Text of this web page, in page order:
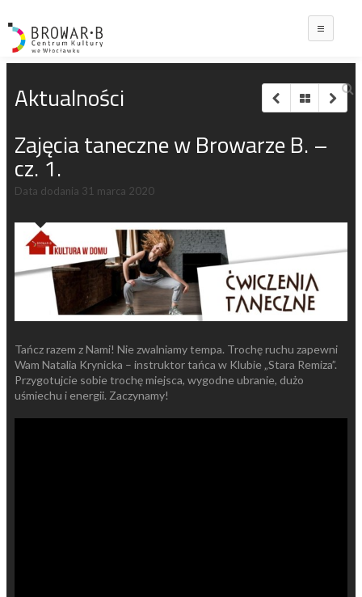
Aktualności
Zajęcia taneczne w Browarze B. –
cz. 1.
Data dodania 31 marca 2020
Tańcz razem z Nami! Nie zwalniamy tempa. Trochę ruchu zapewni
Wam Natalia Krynicka – instruktor tańca w Klubie „Stara Remiza”.
Przygotujcie sobie trochę miejsca, wygodne ubranie, dużo
uśmiechu i energii. Zaczynamy!